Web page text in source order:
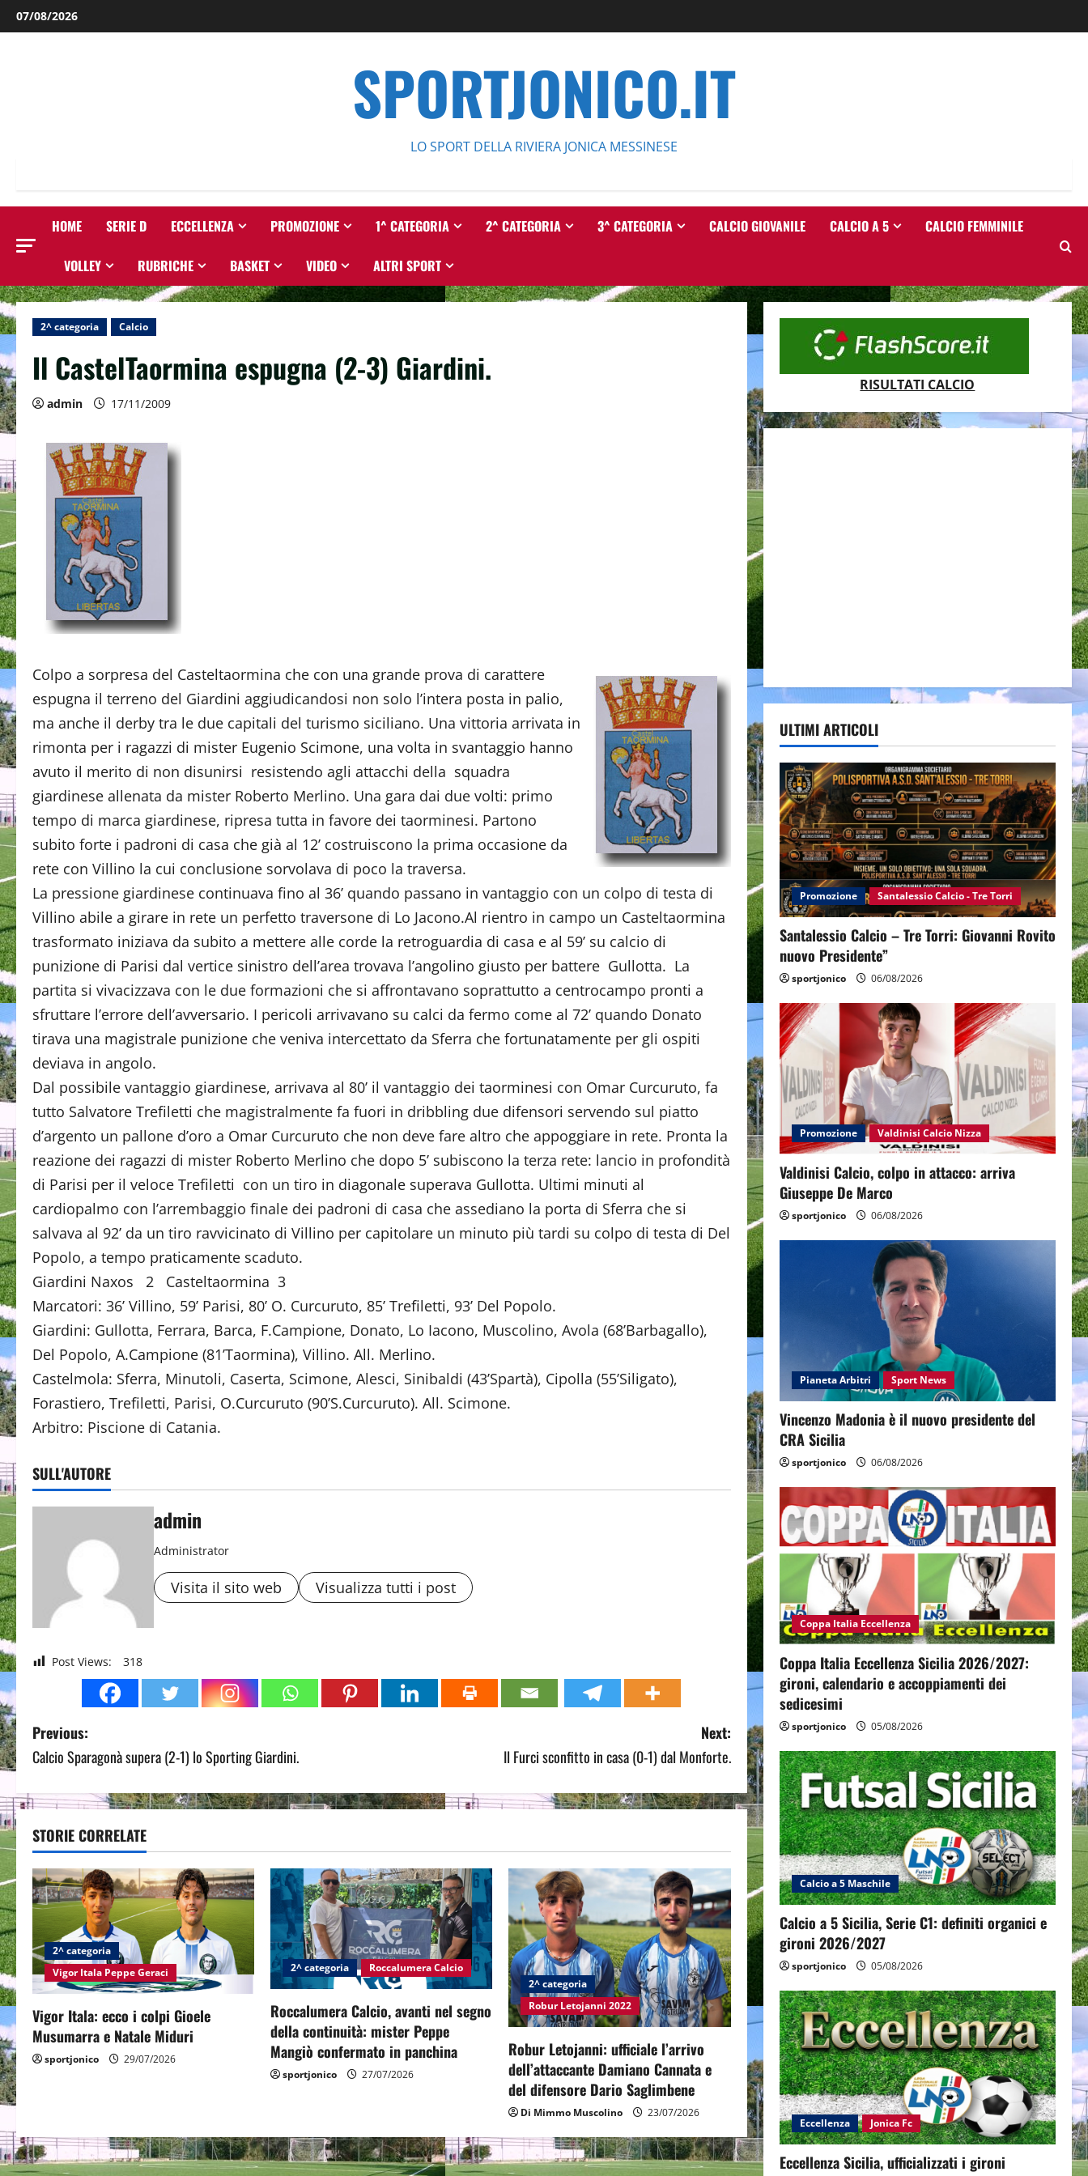
Salta
al
07/08/2026
SPORTJONICO.IT
LO SPORT DELLA RIVIERA JONICA MESSINESE
HOME SERIE D ECCELLENZA PROMOZIONE 1^ CATEGORIA 2^ CATEGORIA 3^ CATEGORIA CALCIO GIOVANILE CALCIO A 5 CALCIO FEMMINILE
VOLLEY RUBRICHE BASKET VIDEO ALTRI SPORT
2^ categoria Calcio
Il CastelTaormina espugna (2-3) Giardini.
admin 17/11/2009
Colpo a sorpresa del Casteltaormina che con una grande prova di carattere
espugna il terreno del Giardini aggiudicandosi non solo l’intera posta in palio,
ma anche il derby tra le due capitali del turismo siciliano. Una vittoria arrivata in
rimonta per i ragazzi di mister Eugenio Scimone, una volta in svantaggio hanno
avuto il merito di non disunirsi resistendo agli attacchi della squadra
giardinese allenata da mister Roberto Merlino. Una gara dai due volti: primo
tempo di marca giardinese, ripresa tutta in favore dei taorminesi. Partono
subito forte i padroni di casa che già al 12’ costruiscono la prima occasione da
rete con Villino la cui conclusione sorvolava di poco la traversa.
La pressione giardinese continuava fino al 36’ quando passano in vantaggio con un colpo di testa di
Villino abile a girare in rete un perfetto traversone di Lo Jacono.Al rientro in campo un Casteltaormina
trasformato iniziava da subito a mettere alle corde la retroguardia di casa e al 59’ su calcio di
punizione di Parisi dal vertice sinistro dell’area trovava l’angolino giusto per battere Gullotta. La
partita si vivacizzava con le due formazioni che si affrontavano soprattutto a centrocampo pronti a
sfruttare l’errore dell’avversario. I pericoli arrivavano su calci da fermo come al 72’ quando Donato
tirava una magistrale punizione che veniva intercettato da Sferra che fortunatamente per gli ospiti
deviava in angolo.
Dal possibile vantaggio giardinese, arrivava al 80’ il vantaggio dei taorminesi con Omar Curcuruto, fa
tutto Salvatore Trefiletti che magistralmente fa fuori in dribbling due difensori servendo sul piatto
d’argento un pallone d’oro a Omar Curcuruto che non deve fare altro che appoggiare in rete. Pronta la
reazione dei ragazzi di mister Roberto Merlino che dopo 5’ subiscono la terza rete: lancio in profondità
di Parisi per il veloce Trefiletti con un tiro in diagonale superava Gullotta. Ultimi minuti al
cardiopalmo con l’arrembaggio finale dei padroni di casa che assediano la porta di Sferra che si
salvava al 92’ da un tiro ravvicinato di Villino per capitolare un minuto più tardi su colpo di testa di Del
Popolo, a tempo praticamente scaduto.
Giardini Naxos 2 Casteltaormina 3
Marcatori: 36’ Villino, 59’ Parisi, 80’ O. Curcuruto, 85’ Trefiletti, 93’ Del Popolo.
Giardini: Gullotta, Ferrara, Barca, F.Campione, Donato, Lo Iacono, Muscolino, Avola (68’Barbagallo),
Del Popolo, A.Campione (81’Taormina), Villino. All. Merlino.
Castelmola: Sferra, Minutoli, Caserta, Scimone, Alesci, Sinibaldi (43’Spartà), Cipolla (55’Siligato),
Forastiero, Trefiletti, Parisi, O.Curcuruto (90’S.Curcuruto). All. Scimone.
Arbitro: Piscione di Catania.
SULL'AUTORE
admin
Administrator
Visita il sito web Visualizza tutti i post
Post Views: 318
P
o
s
t
n
a
v
i
g
a
t
o
Previous:
Calcio Sparagonà supera (2-1) lo Sporting Giardini.
Next:
Il Furci sconfitto in casa (0-1) dal Monforte.
STORIE CORRELATE
2^ categoria
Vigor Itala Peppe Geraci
Vigor Itala: ecco i colpi Gioele
Musumarra e Natale Miduri
sportjonico 29/07/2026
2^ categoria Roccalumera Calcio
Roccalumera Calcio, avanti nel segno
della continuità: mister Peppe
Mangiò confermato in panchina
sportjonico 27/07/2026
2^ categoria
Robur Letojanni 2022
Robur Letojanni: ufficiale l’arrivo
dell’attaccante Damiano Cannata e
del difensore Dario Saglimbene
Di Mimmo Muscolino 23/07/2026
RISULTATI CALCIO
ULTIMI ARTICOLI
Promozione Santalessio Calcio - Tre Torri
Santalessio Calcio – Tre Torri: Giovanni Rovito
nuovo Presidente”
sportjonico 06/08/2026
Promozione Valdinisi Calcio Nizza
Valdinisi Calcio, colpo in attacco: arriva
Giuseppe De Marco
sportjonico 06/08/2026
Pianeta Arbitri Sport News
Vincenzo Madonia è il nuovo presidente del
CRA Sicilia
sportjonico 06/08/2026
Coppa Italia Eccellenza
Coppa Italia Eccellenza Sicilia 2026/2027:
gironi, calendario e accoppiamenti dei
sedicesimi
sportjonico 05/08/2026
Calcio a 5 Maschile
Calcio a 5 Sicilia, Serie C1: definiti organici e
gironi 2026/2027
sportjonico 05/08/2026
Eccellenza Jonica Fc
Eccellenza Sicilia, ufficializzati i gironi